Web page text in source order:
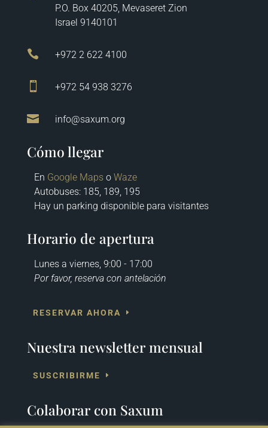
P.O. Box 40205, Mevaseret Zion
Israel 9140101
 +972 2 622 4100
 +972 54 938 3276
 info@saxum.org
Cómo llegar
En Google Mapso Waze
Autobuses: 185, 189, 195
Hay un parking disponible para visitantes
Horario de apertura
Lunes a viernes, 9:00 - 17:00
Por favor, reserva con antelación
RESERVAR AHORA
Nuestra newsletter mensual
SUSCRIBIRME
Colaborar con Saxum